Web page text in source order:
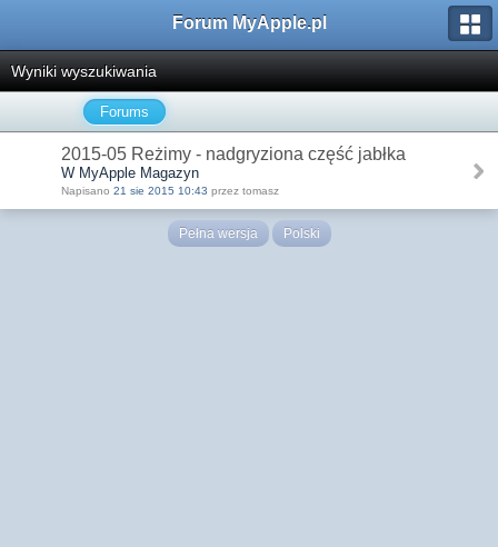
Forum MyApple.pl
Wyniki wyszukiwania
Forums
2015-05 Reżimy - nadgryziona część jabłka
W MyApple Magazyn
Napisano 21 sie 2015 10:43 przez tomasz
Pełna wersja Polski